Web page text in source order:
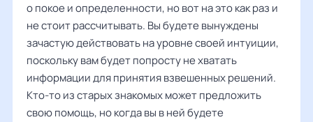
о покое и определенности, но вот на это как раз и
не стоит рассчитывать. Вы будете вынуждены
зачастую действовать на уровне своей интуиции,
поскольку вам будет попросту не хватать
информации для принятия взвешенных решений.
Кто-то из старых знакомых может предложить
свою помощь, но когда вы в ней будете